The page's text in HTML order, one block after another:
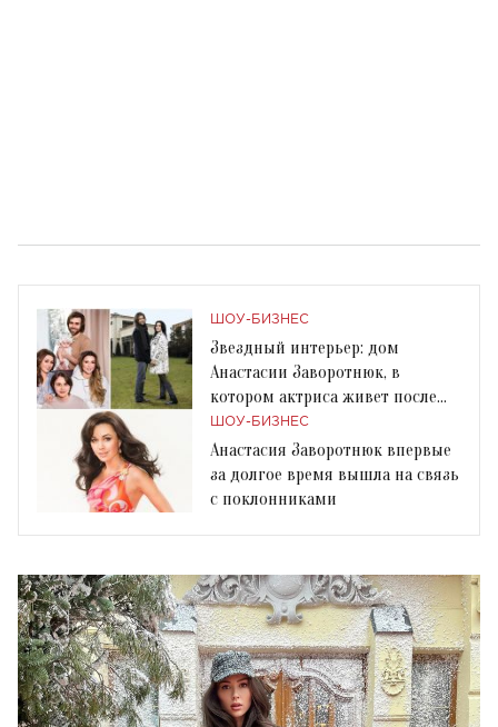
ШОУ-БИЗНЕС
Звездный интерьер: дом
Анастасии Заворотнюк, в
котором актриса живет после
лечения
ШОУ-БИЗНЕС
Анастасия Заворотнюк впервые
за долгое время вышла на связь
с поклонниками